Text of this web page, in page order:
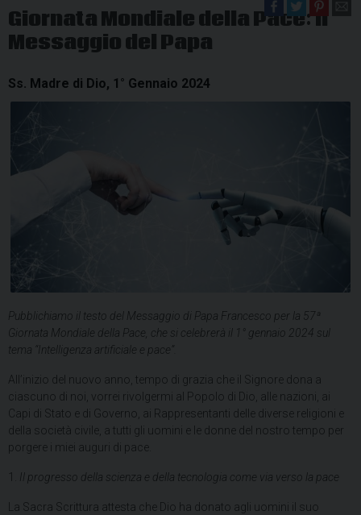
Giornata Mondiale della Pace: il
Messaggio del Papa
Ss. Madre di Dio, 1° Gennaio 2024
Pubblichiamo il testo del Messaggio di Papa Francesco per la 57ª
Giornata Mondiale della Pace, che si celebrerà il 1° gennaio 2024 sul
tema “Intelligenza artificiale e pace”.
All’inizio del nuovo anno, tempo di grazia che il Signore dona a
ciascuno di noi, vorrei rivolgermi al Popolo di Dio, alle nazioni, ai
Capi di Stato e di Governo, ai Rappresentanti delle diverse religioni e
della società civile, a tutti gli uomini e le donne del nostro tempo per
porgere i miei auguri di pace.
Il progresso della scienza e della tecnologia come via verso la pace
La Sacra Scrittura attesta che Dio ha donato agli uomini il suo